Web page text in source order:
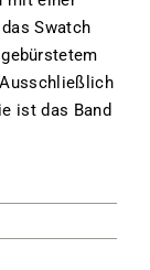
Swatch
ist das Band